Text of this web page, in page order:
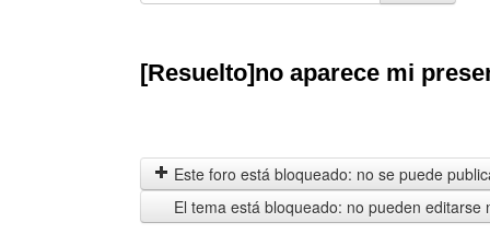
[Resuelto]no aparece mi
Este foro está bloqueado: no se puede
El tema está bloqueado: no pueden editarse